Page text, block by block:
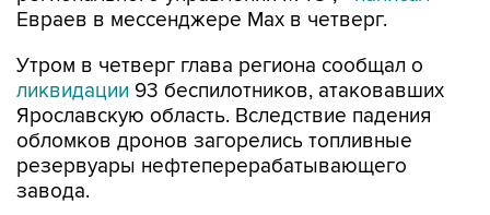
Евраев в мессенджере Мах в четверг.
Утром в четверг глава региона сообщал о
ликвидации 93 беспилотников, атаковавших
Ярославскую область. Вследствие падения
обломков дронов загорелись топливные
резервуары нефтеперерабатывающего
завода.